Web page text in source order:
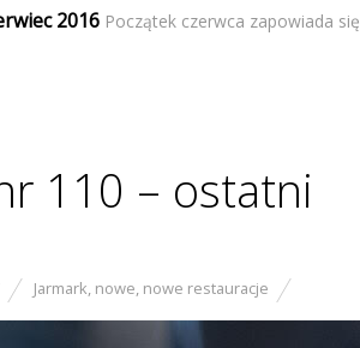
2016 Początek czerwca zapowiada się
110 – ostatni
Jarmark, nowe, nowe restauracje